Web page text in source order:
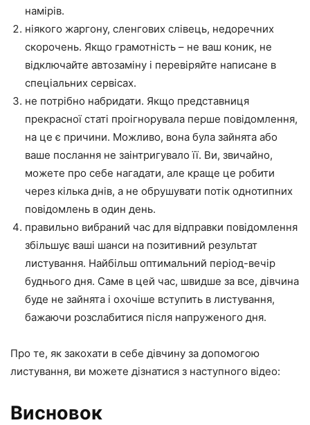
намірів.
ніякого жаргону, сленгових слівець, недоречних
скорочень. Якщо грамотність – не ваш коник, не
відключайте автозаміну і перевіряйте написане в
спеціальних сервісах.
не потрібно набридати. Якщо представниця
прекрасної статі проігнорувала перше повідомлення,
на це є причини. Можливо, вона була зайнята або
ваше послання не заінтригувало її. Ви, звичайно,
можете про себе нагадати, але краще це робити
через кілька днів, а не обрушувати потік однотипних
повідомлень в один день.
правильно вибраний час для відправки повідомлення
збільшує ваші шанси на позитивний результат
листування. Найбільш оптимальний період-вечір
буднього дня. Саме в цей час, швидше за все, дівчина
буде не зайнята і охочіше вступить в листування,
бажаючи розслабитися після напруженого дня.
Про те, як закохати в себе дівчину за допомогою
листування, ви можете дізнатися з наступного відео:
Висновок